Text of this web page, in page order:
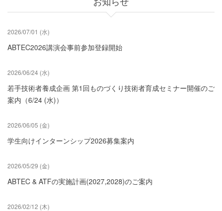
く
ず
2026/07/01 (水)
ABTEC2026講演会事前参加登録開始
2026/06/24 (水)
若手技術者養成企画 第1回ものづくり技術者育成セミナー開催のご
案内（6/24 (水)）
2026/06/05 (金)
学生向けインターンシップ2026募集案内
2026/05/29 (金)
ABTEC & ATFの実施計画(2027,2028)のご案内
2026/02/12 (木)